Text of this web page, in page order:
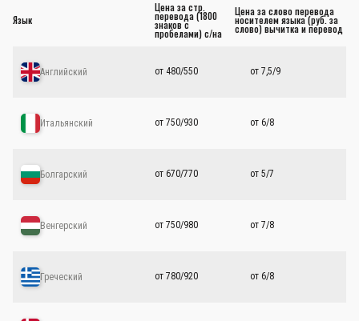
Язык
Цена за стр.
перевода (1800
знаков с
пробелами) с/на
Цена за слово перевода
носителем языка (руб. за
слово) вычитка и перевод
Английский от 480/550 от 7,5/9
Итальянский от 750/930 от 6/8
Болгарский от 670/770 от 5/7
Венгерский от 750/980 от 7/8
Греческий от 780/920 от 6/8